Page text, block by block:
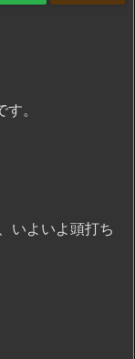
。
いよいよ頭打ち